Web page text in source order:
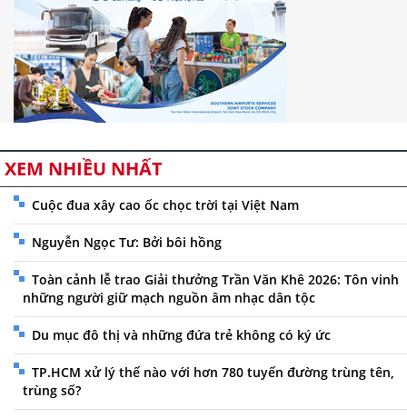
XEM NHIỀU NHẤT
Cuộc đua xây cao ốc chọc trời tại Việt Nam
Nguyễn Ngọc Tư: Bởi bôi hồng
Toàn cảnh lễ trao Giải thưởng Trần Văn Khê 2026: Tôn vinh
những người giữ mạch nguồn âm nhạc dân tộc
Du mục đô thị và những đứa trẻ không có ký ức
TP.HCM xử lý thế nào với hơn 780 tuyến đường trùng tên,
trùng số?